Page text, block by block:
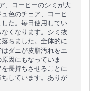
、コーヒーのシミが大
色のチェア、コーヒ
た。毎日使用してい
くなります。シミ抜
ちました。全体的に
ダニが皮脂汚れをエ
因にもなっていま
長持ちさせることに
しています。ありが